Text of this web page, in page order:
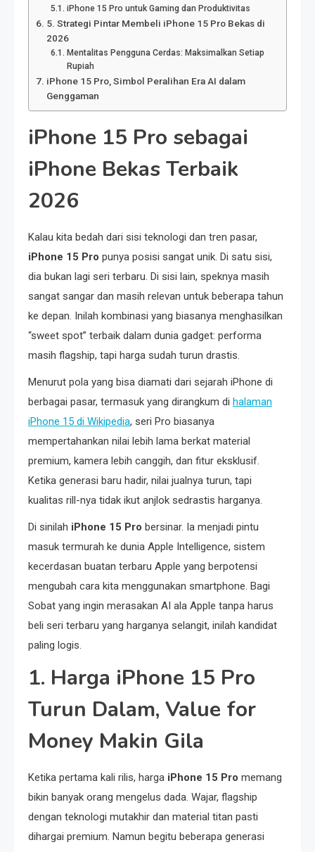
iPhone 15 Pro untuk Gaming dan Produktivitas
5. Strategi Pintar Membeli iPhone 15 Pro Bekas di
2026
Mentalitas Pengguna Cerdas: Maksimalkan Setiap
Rupiah
iPhone 15 Pro, Simbol Peralihan Era AI dalam
Genggaman
iPhone 15 Pro sebagai
iPhone Bekas Terbaik
2026
Kalau kita bedah dari sisi teknologi dan tren pasar,
iPhone 15 Pro punya posisi sangat unik. Di satu sisi,
dia bukan lagi seri terbaru. Di sisi lain, speknya masih
sangat sangar dan masih relevan untuk beberapa tahun
ke depan. Inilah kombinasi yang biasanya menghasilkan
“sweet spot” terbaik dalam dunia gadget: performa
masih flagship, tapi harga sudah turun drastis.
Menurut pola yang bisa diamati dari sejarah iPhone di
berbagai pasar, termasuk yang dirangkum di halaman
iPhone 15 di Wikipedia, seri Pro biasanya
mempertahankan nilai lebih lama berkat material
premium, kamera lebih canggih, dan fitur eksklusif.
Ketika generasi baru hadir, nilai jualnya turun, tapi
kualitas rill-nya tidak ikut anjlok sedrastis harganya.
Di sinilah iPhone 15 Pro bersinar. Ia menjadi pintu
masuk termurah ke dunia Apple Intelligence, sistem
kecerdasan buatan terbaru Apple yang berpotensi
mengubah cara kita menggunakan smartphone. Bagi
Sobat yang ingin merasakan AI ala Apple tanpa harus
beli seri terbaru yang harganya selangit, inilah kandidat
paling logis.
1. Harga iPhone 15 Pro
Turun Dalam, Value for
Money Makin Gila
Ketika pertama kali rilis, harga iPhone 15 Pro memang
bikin banyak orang mengelus dada. Wajar, flagship
dengan teknologi mutakhir dan material titan pasti
dihargai premium. Namun begitu beberapa generasi